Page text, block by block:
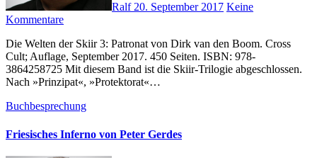
Ralf20. September 2017 Keine
Kommentare
Die Welten der Skiir 3: Patronat von Dirk van den Boom. Cross
Cult; Auflage, September 2017. 450 Seiten. ISBN: 978-
3864258725 Mit diesem Band ist die Skiir-Trilogie abgeschlossen.
Nach »Prinzipat«, »Protektorat«…
Buchbesprechung
Friesisches Inferno von Peter Gerdes